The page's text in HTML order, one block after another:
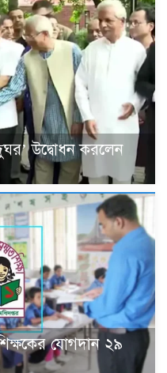
উদ্বোধন করলেন
যোগদান ২৯